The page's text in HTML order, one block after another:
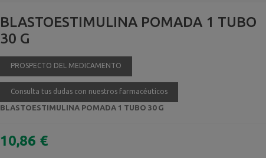
BLASTOESTIMULINA POMADA 1 TUBO
30 G
PROSPECTO DEL MEDICAMENTO
Consulta tus dudas con nuestros farmacéuticos
BLASTOESTIMULINA POMADA 1 TUBO 30 G
10,86 €